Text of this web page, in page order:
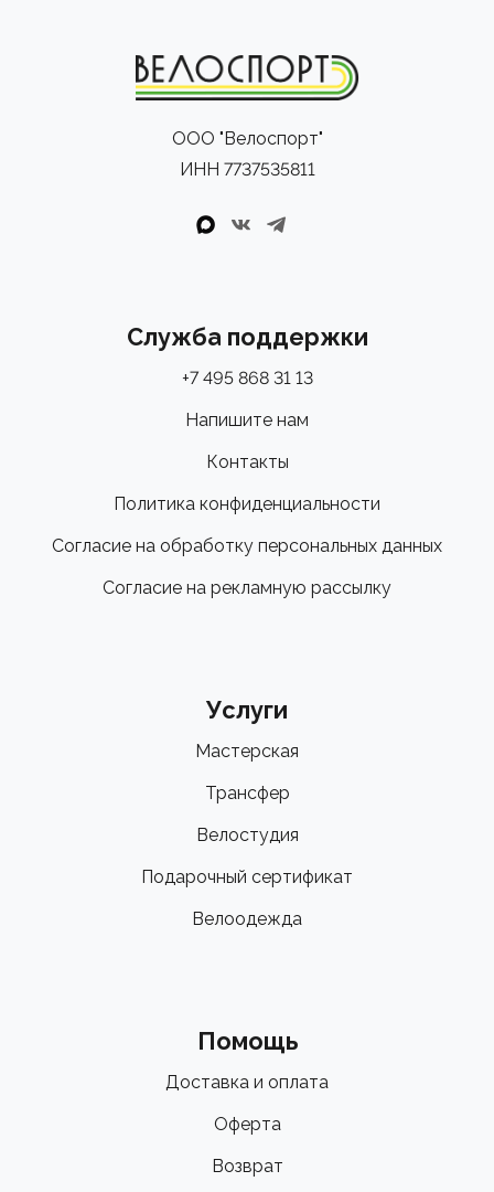
ООО "Велоспорт"
ИНН 7737535811
Служба поддержки
+7 495 868 31 13
Напишите нам
Контакты
Политика конфиденциальности
Согласие на обработку персональных данных
Согласие на рекламную рассылку
Услуги
Мастерская
Трансфер
Велостудия
Подарочный сертификат
Велоодежда
Помощь
Доставка и оплата
Оферта
Возврат